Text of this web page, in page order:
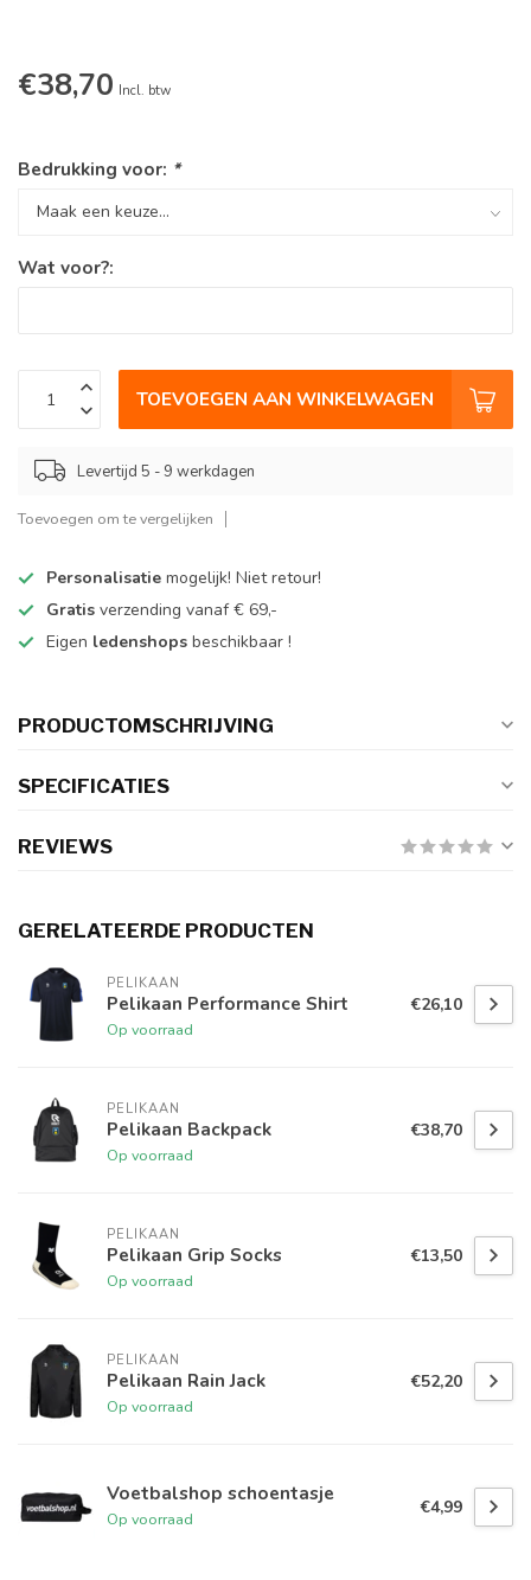
€38,70 Incl. btw
Bedrukking voor: *
Wat voor?:
TOEVOEGEN AAN WINKELWAGEN
Levertijd 5 - 9 werkdagen
Toevoegen om te vergelijken
Personalisatie mogelijk! Niet retour!
Gratis verzending vanaf € 69,-
Eigen ledenshops beschikbaar !
PRODUCTOMSCHRIJVING
SPECIFICATIES
REVIEWS
GERELATEERDE PRODUCTEN
PELIKAAN
Pelikaan Performance Shirt
Op voorraad
€26,10
PELIKAAN
Pelikaan Backpack
Op voorraad
€38,70
PELIKAAN
Pelikaan Grip Socks
Op voorraad
€13,50
PELIKAAN
Pelikaan Rain Jack
Op voorraad
€52,20
Voetbalshop schoentasje
Op voorraad
€4,99